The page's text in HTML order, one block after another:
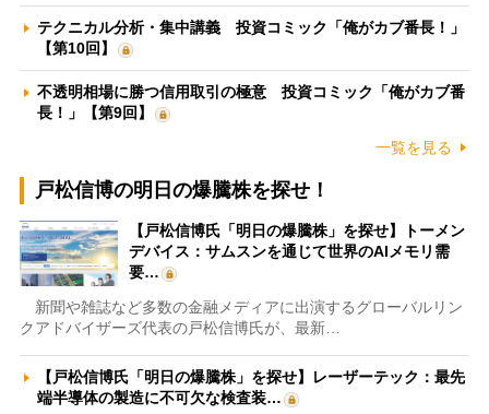
テクニカル分析・集中講義 投資コミック「俺がカブ番長！」
【第10回】
不透明相場に勝つ信用取引の極意 投資コミック「俺がカブ番
長！」【第9回】
一覧を見る
戸松信博の明日の爆騰株を探せ！
【戸松信博氏「明日の爆騰株」を探せ】トーメン
デバイス：サムスンを通じて世界のAIメモリ需
要…
新聞や雑誌など多数の金融メディアに出演するグローバルリン
クアドバイザーズ代表の戸松信博氏が、最新…
【戸松信博氏「明日の爆騰株」を探せ】レーザーテック：最先
端半導体の製造に不可欠な検査装…